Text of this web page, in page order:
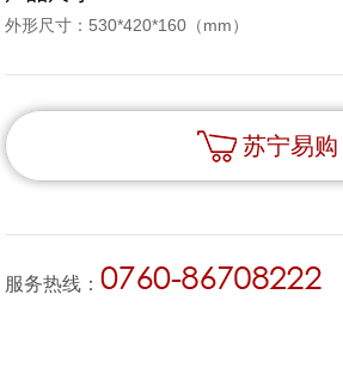
外形尺寸：530*420*160（mm）
苏宁易购
服务热线：